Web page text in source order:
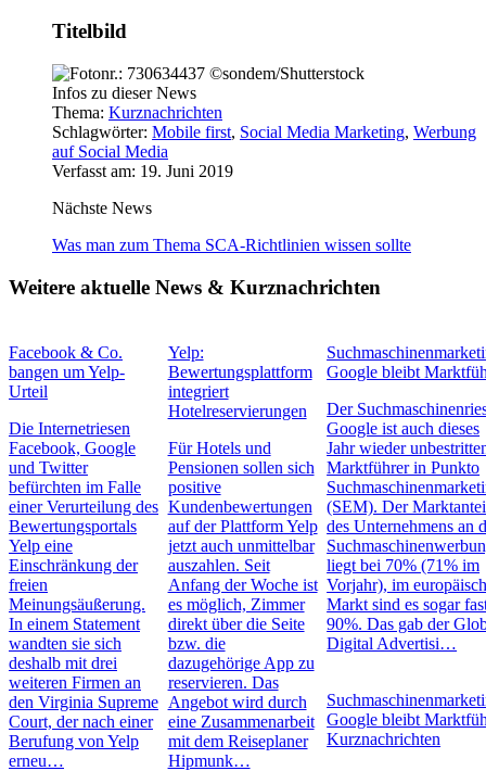
Titelbild
Infos zu dieser News
Thema: Kurznachrichten
Schlagwörter: Mobile first, Social Media Marketing, Werbung
auf Social Media
Verfasst am: 19. Juni 2019
Nächste News
Was man zum Thema SCA-Richtlinien wissen sollte
Weitere aktuelle News & Kurznachrichten
Facebook & Co.
bangen um Yelp-
Urteil
Die Internetriesen
Facebook, Google
und Twitter
befürchten im Falle
einer Verurteilung des
Bewertungsportals
Yelp eine
Einschränkung der
freien
Meinungsäußerung.
In einem Statement
wandten sie sich
deshalb mit drei
weiteren Firmen an
den Virginia Supreme
Court, der nach einer
Berufung von Yelp
erneu…
Yelp:
Bewertungsplattform
integriert
Hotelreservierungen
Für Hotels und
Pensionen sollen sich
positive
Kundenbewertungen
auf der Plattform Yelp
jetzt auch unmittelbar
auszahlen. Seit
Anfang der Woche ist
es möglich, Zimmer
direkt über die Seite
bzw. die
dazugehörige App zu
reservieren. Das
Angebot wird durch
eine Zusammenarbeit
mit dem Reiseplaner
Hipmunk…
Google bleibt
Der
Google ist auch dieses
Jahr wieder
Marktführer in Punkto
(SEM). Der
des Unternehmens an
liegt bei 70% (71% im
Vorjahr), im
Markt sind es sogar
90%. Das gab der
Digital Advertisi…
Google bleibt
Kurznachrichten